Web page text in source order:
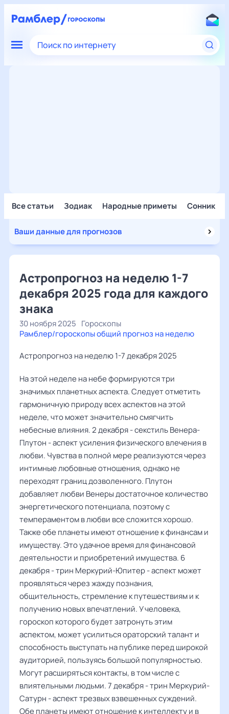
Поиск по интернету
Все статьи Зодиак Народные приметы Сонник
Ваши данные для прогнозов
Астропрогноз на неделю 1-7
декабря 2025 года для каждого
знака
30 ноября 2025 Гороскопы
Рамблер/гороскопы общий прогноз на неделю
Астропрогноз на неделю 1-7 декабря 2025
На этой неделе на небе формируются три
значимых планетных аспекта. Следует отметить
гармоничную природу всех аспектов на этой
неделе, что может значительно смягчить
небесные влияния. 2 декабря - секстиль Венера-
Плутон - аспект усиления физического влечения в
любви. Чувства в полной мере реализуются через
интимные любовные отношения, однако не
переходят границ дозволенного. Плутон
добавляет любви Венеры достаточное количество
энергетического потенциала, поэтому с
темпераментом в любви все сложится хорошо.
Также обе планеты имеют отношение к финансам и
имуществу. Это удачное время для финансовой
деятельности и приобретений имущества. 6
декабря - трин Меркурий-Юпитер - аспект может
проявляться через жажду познания,
общительность, стремление к путешествиям и к
получению новых впечатлений. У человека,
гороскоп которого будет затронуть этим
аспектом, может усилиться ораторский талант и
способность выступать на публике перед широкой
аудиторией, пользуясь большой популярностью.
Могут расширяться контакты, в том числе с
влиятельными людьми. 7 декабря - трин Меркурий-
Сатурн - аспект трезвых взвешенных суждений.
Обе планеты имеют отношение к интеллекту и в